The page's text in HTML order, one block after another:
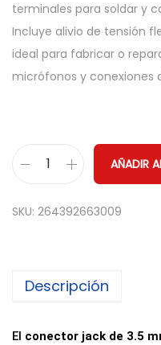
terminales para soldar y
Incluye alivio de tensión
ideal para fabricar o
micrófonos y conexiones
n
t
r
AÑADIR
SKU: 264392663009
Descripción
El conector jack de 3.5